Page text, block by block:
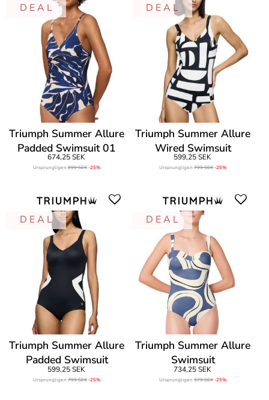
D E A L
Triumph Summer Allure
Padded Swimsuit 01
674,25 SEK
Ursprungligen899 SEK-25%
D E A L
Triumph Summer Allure
Wired Swimsuit
599,25 SEK
Ursprungligen799 SEK-25%
D E A L
Triumph Summer Allure
Padded Swimsuit
599,25 SEK
Ursprungligen799 SEK-25%
D E A L
Triumph Summer Allure
Swimsuit
734,25 SEK
Ursprungligen979 SEK-25%